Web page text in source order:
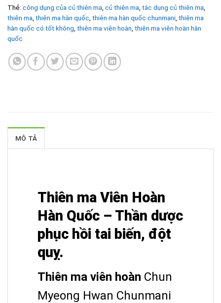
Thẻ: công dụng của củ thiên ma củ thiên ma tác dụng củ thiên ma
thiên ma thiên ma hàn quốc thiên ma hàn quốc chunmani thiên ma
hàn quốc có tốt không thiên ma viên hoàn thiên ma viên hoàn hàn
quốc
MÔ TẢ
Thiên ma Viên Hoàn
Hàn Quốc – Thần dược
phục hồi tai biến, đột
quỵ.
Thiên ma viên hoàn Chun
Myeong Hwan Chunmani